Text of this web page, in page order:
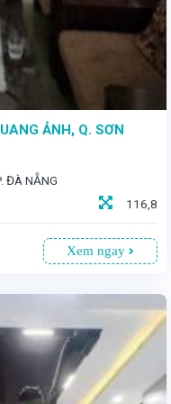
ẢNH, Q. SƠN
ĐÀ NẴNG
116,8
Xem ngay